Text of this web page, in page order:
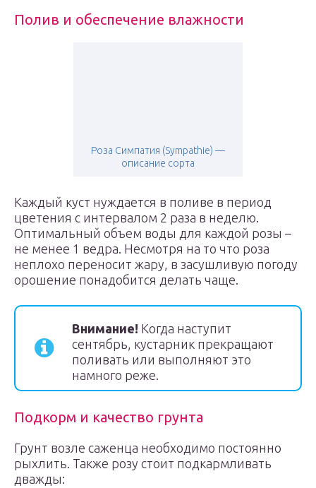
Полив и обеспечение влажности
Роза Симпатия (Sympathie) —
описание сорта
Каждый куст нуждается в поливе в период
цветения с интервалом 2 раза в неделю.
Оптимальный объем воды для каждой розы –
не менее 1 ведра. Несмотря на то что роза
неплохо переносит жару, в засушливую погоду
орошение понадобится делать чаще.
Внимание! Когда наступит
сентябрь, кустарник прекращают
поливать или выполняют это
намного реже.
Подкорм и качество грунта
Грунт возле саженца необходимо постоянно
рыхлить. Также розу стоит подкармливать
дважды: